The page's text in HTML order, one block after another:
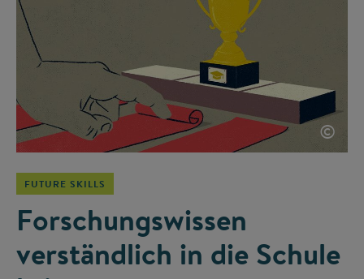
©
FUTURE SKILLS
Forschungswissen
verständlich in die Schule